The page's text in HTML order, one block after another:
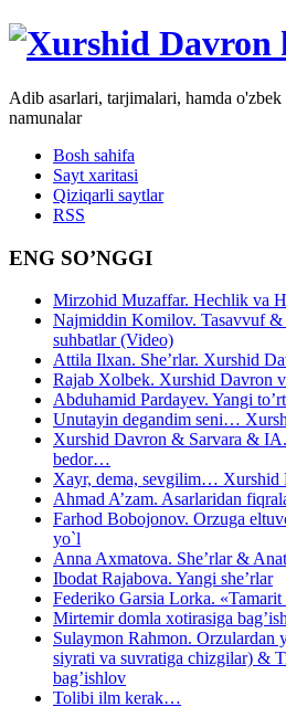
Adib asarlari, tarjimalari, hamda
namunalar
Bosh sahifa
Sayt xaritasi
Qiziqarli saytlar
RSS
ENG SO’NGGI
Mirzohid Muzaffar. Hechlik va
Najmiddin Komilov. Tasavvuf
suhbatlar (Video)
Attila Ilxan. She’rlar. Xurshid
Rajab Xolbek. Xurshid Davron
Abduhamid Pardayev. Yangi
Unutayin degandim seni…
Xurshid Davron & Sarvara &
bedor…
Xayr, dema, sevgilim… Xurshid
Ahmad A’zam. Asarlaridan
Farhod Bobojonov. Orzuga
yo`l
Anna Axmatova. She’rlar &
Ibodat Rajabova. Yangi she’rlar
Federiko Garsia Lorka. «Tamarit
Mirtemir domla xotirasiga
Sulaymon Rahmon. Orzulardan
siyrati va suvratiga chizgilar) &
bag’ishlov
Tolibi ilm kerak…